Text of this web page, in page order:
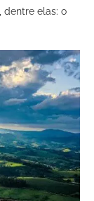
, dentre elas: o